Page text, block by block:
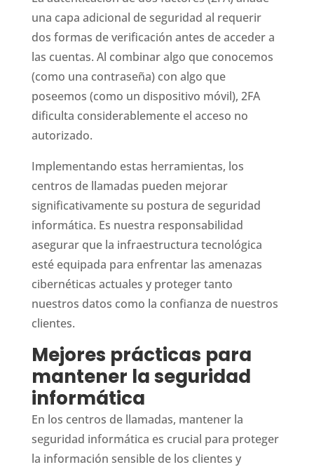
una capa adicional de seguridad al requerir
dos formas de verificación antes de acceder a
las cuentas. Al combinar algo que conocemos
(como una contraseña) con algo que
poseemos (como un dispositivo móvil), 2FA
dificulta considerablemente el acceso no
autorizado.
Implementando estas herramientas, los
centros de llamadas pueden mejorar
significativamente su postura de seguridad
informática. Es nuestra responsabilidad
asegurar que la infraestructura tecnológica
esté equipada para enfrentar las amenazas
cibernéticas actuales y proteger tanto
nuestros datos como la confianza de nuestros
clientes.
Mejores prácticas para
mantener la seguridad
informática
En los centros de llamadas, mantener la
seguridad informática es crucial para proteger
la información sensible de los clientes y